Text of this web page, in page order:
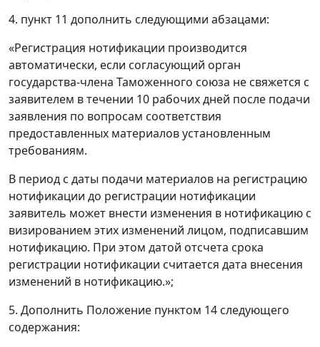
4. пункт 11 дополнить следующими абзацами:
«Регистрация нотификации производится
автоматически, если согласующий орган
государства-члена Таможенного союза не свяжется с
заявителем в течении 10 рабочих дней после подачи
заявления по вопросам соответствия
предоставленных материалов установленным
требованиям.
В период с даты подачи материалов на регистрацию
нотификации до регистрации нотификации
заявитель может внести изменения в нотификацию с
визированием этих изменений лицом, подписавшим
нотификацию. При этом датой отсчета срока
регистрации нотификации считается дата внесения
изменений в нотификацию.»;
5. Дополнить Положение пунктом 14 следующего
содержания: